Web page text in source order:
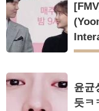
윤균
듯ㅋ